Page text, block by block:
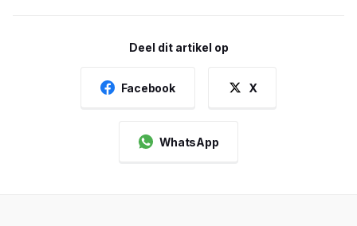
Deel dit artikel op
Facebook X
WhatsApp